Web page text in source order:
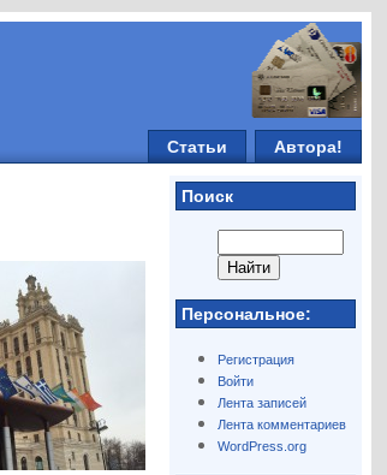
Статьи Автора!
Поиск
Персональное:
Регистрация
Войти
Лента записей
Лента комментариев
WordPress.org